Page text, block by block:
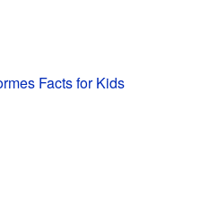
Facts for Kids